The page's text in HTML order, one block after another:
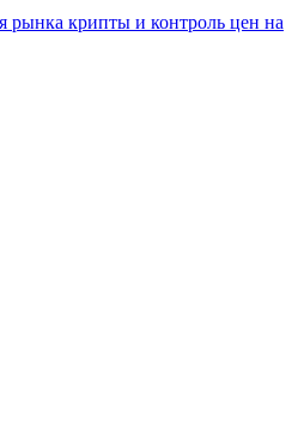
рынка крипты и контроль цен на